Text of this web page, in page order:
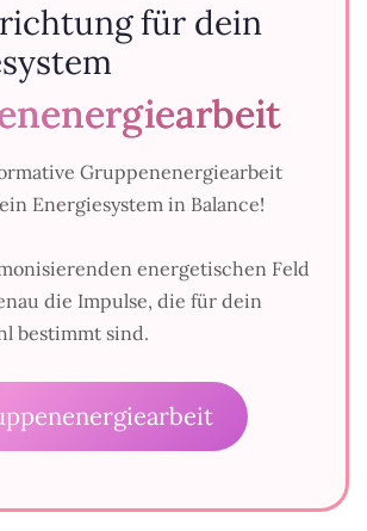
für dein
Gruppenenergiearbeit
Energiesystem in Balance!
energetischen Feld
die Impulse, die für dein
bestimmt sind.